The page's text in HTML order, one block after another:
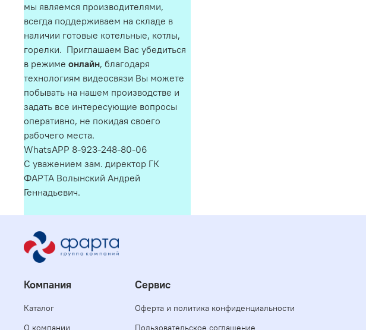
мы являемся производителями,
всегда поддерживаем на складе в
наличии готовые котельные, котлы,
горелки. Приглашаем Вас убедиться
в режиме онлайн, благодаря
технологиям видеосвязи Вы можете
побывать на нашем производстве и
задать все интересующие вопросы
оперативно, не покидая своего
рабочего места.
WhatsAPP 8-923-248-80-06
С уважением зам. директор ГК
ФАРТА Волынский Андрей
Геннадьевич.
Компания
Каталог
О компании
Сервис
Оферта и политика конфиденциальности
Пользовательское соглашение